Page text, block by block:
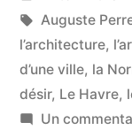
par
Étiquettes :
Auguste
l’architecture,
d’une ville, la
désir, Le Havre,
Un